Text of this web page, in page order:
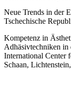
Neue Trends in der
Tschechische
Kompetenz in
Adhäsivtechniken in
International Center
Schaan,